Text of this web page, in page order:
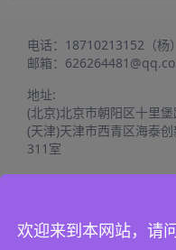
电话： 18710213152（杨）
邮箱：
地址:
(北京)北京市朝阳区十里
(天津)天津市西青区海泰
311室
欢迎来到本网站，请